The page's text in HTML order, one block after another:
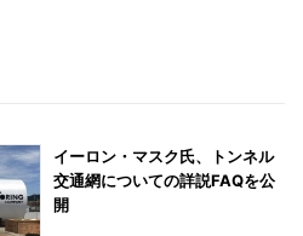
イーロン・マスク氏、トンネル
交通網についての詳説FAQを公
開